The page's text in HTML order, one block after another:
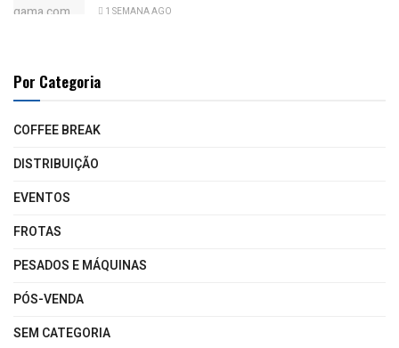
1 SEMANA AGO
Por Categoria
COFFEE BREAK
DISTRIBUIÇÃO
EVENTOS
FROTAS
PESADOS E MÁQUINAS
PÓS-VENDA
SEM CATEGORIA